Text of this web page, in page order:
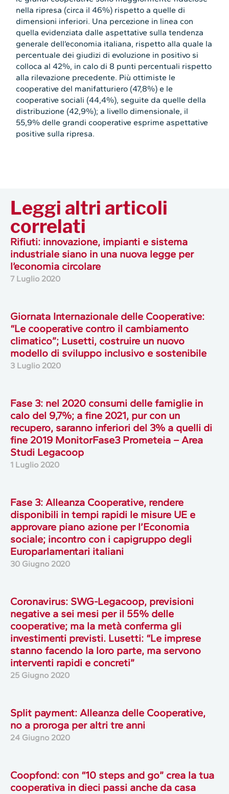
nella ripresa (circa il 46%) rispetto a quelle di
dimensioni inferiori. Una percezione in linea con
quella evidenziata dalle aspettative sulla tendenza
generale dell’economia italiana, rispetto alla quale la
percentuale dei giudizi di evoluzione in positivo si
colloca al 42%, in calo di 8 punti percentuali rispetto
alla rilevazione precedente. Più ottimiste le
cooperative del manifatturiero (47,8%) e le
cooperative sociali (44,4%), seguite da quelle della
distribuzione (42,9%); a livello dimensionale, il
55,9% delle grandi cooperative esprime aspettative
positive sulla ripresa.
Leggi altri articoli
correlati
Rifiuti: innovazione, impianti e sistema
industriale siano in una nuova legge per
l’economia circolare
7 Luglio 2020
Giornata Internazionale delle Cooperative:
“Le cooperative contro il cambiamento
climatico”; Lusetti, costruire un nuovo
modello di sviluppo inclusivo e sostenibile
3 Luglio 2020
Fase 3: nel 2020 consumi delle famiglie in
calo del 9,7%; a fine 2021, pur con un
recupero, saranno inferiori del 3% a quelli di
fine 2019 MonitorFase3 Prometeia – Area
Studi Legacoop
1 Luglio 2020
Fase 3: Alleanza Cooperative, rendere
disponibili in tempi rapidi le misure UE e
approvare piano azione per l’Economia
sociale; incontro con i capigruppo degli
Europarlamentari italiani
30 Giugno 2020
Coronavirus: SWG-Legacoop, previsioni
negative a sei mesi per il 55% delle
cooperative; ma la metà conferma gli
investimenti previsti. Lusetti: “Le imprese
stanno facendo la loro parte, ma servono
interventi rapidi e concreti”
25 Giugno 2020
Split payment: Alleanza delle Cooperative,
no a proroga per altri tre anni
24 Giugno 2020
Coopfond: con “10 steps and go” crea la tua
cooperativa in dieci passi anche da casa